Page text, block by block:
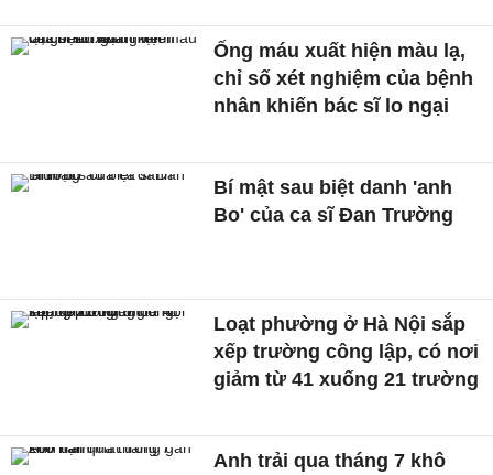
Ống máu xuất hiện màu lạ,
chỉ số xét nghiệm của bệnh
nhân khiến bác sĩ lo ngại
Bí mật sau biệt danh 'anh
Bo' của ca sĩ Đan Trường
Loạt phường ở Hà Nội sắp
xếp trường công lập, có nơi
giảm từ 41 xuống 21 trường
Anh trải qua tháng 7 khô